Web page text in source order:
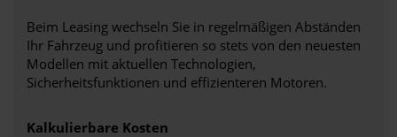
Beim Leasing wechseln Sie in regelmäßigen Abständen
Ihr Fahrzeug und profitieren so stets von den neuesten
Modellen mit aktuellen Technologien,
Sicherheitsfunktionen und effizienteren Motoren.
Kalkulierbare Kosten